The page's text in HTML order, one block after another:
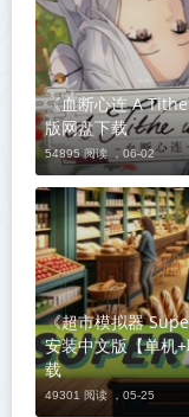
《血断心连 A
版网盘下载
54895 阅读 ， 06-02
《超市模拟器
安装中文版【单机
载
49301 阅读 ， 05-25